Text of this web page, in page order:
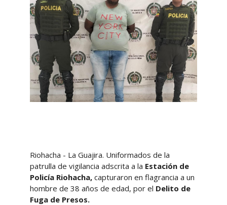
Riohacha - La Guajira. Uniformados de la
patrulla de vigilancia adscrita a la Estación de
Policía Riohacha,capturaron en flagrancia a un
hombre de 38 años de edad, por el Delito de
Fuga de Presos.